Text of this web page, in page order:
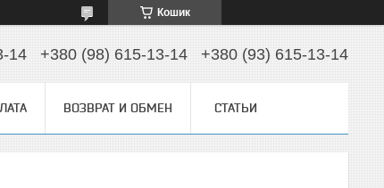
Кошик
14 +380 (98) 615-13-14 +380 (93) 615-13-14
ВОЗВРАТ И ОБМЕН СТАТЬИ